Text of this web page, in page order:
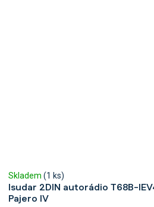
Isudar 2DIN autorádio T68B-
Pajero IV
Skladem (1 ks)